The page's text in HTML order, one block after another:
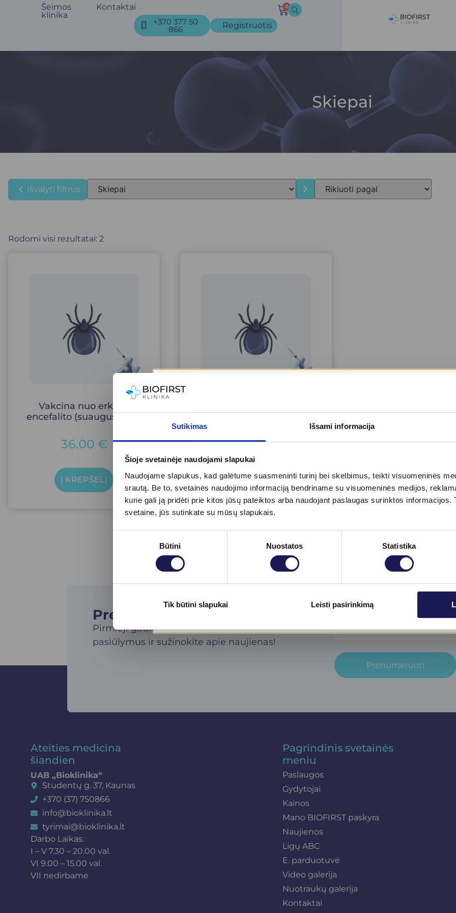
Sutikimas Išsami informacija
Šioje svetainėje naudojami slapukai
Naudojame slapukus, kad galėtume suasmeninti turinį bei skelbimus, teikti visuomeninės
srautą. Be to, svetainės naudojimo informaciją bendriname su visuomeninės medijos,
kurie gali ją pridėti prie kitos jūsų pateiktos arba naudojant paslaugas surinktos informacijos.
svetaine, jūs sutinkate su mūsų slapukais.
Būtini Nuostatos Statistika
Tik būtini slapukai Leisti pasirinkimą
Šeimos
klinika
Kontaktai
+370 377 50
866 Registruotis
0
Skiepai
chevron_left Išvalyti filtrus
Rodomi visi rezultatai: 2
Vakcina nuo erkinio
encefalito (suaugusiems)
36.00 €
Į KREPŠELĮ
encefalito (vaikams)
36.00€
Į KREPŠELĮ
Prenumeruokite naujienlaiškį​
Pirmieji gaukite specialius klinikos
pasiūlymus ir sužinokite apie naujienas!
Prenumeruoti
Ateities medicina
šiandien
UAB „Bioklinika“
Studentų g. 37, Kaunas
+370 (37) 750866
info@bioklinika.lt
tyrimai@bioklinika.lt
Darbo Laikas:
I – V 7.30 – 20.00 val.
VI 9.00 – 15.00 val.
VII nedirbame
Pagrindinis svetainės
meniu
Paslaugos
Gydytojai
Kainos
Mano BIOFIRST paskyra
Naujienos
Ligų ABC
E. parduotuvė
Video galerija
Nuotraukų galerija
Kontaktai